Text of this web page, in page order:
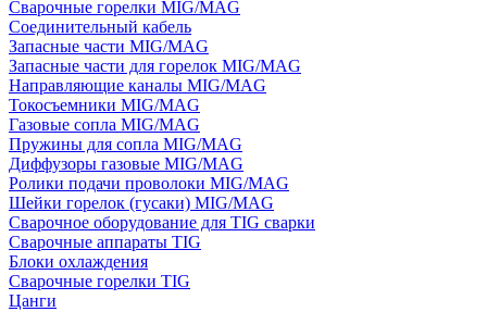
Сварочные горелки MIG/MAG
Соединительный кабель
Запасные части MIG/MAG
Запасные части для горелок MIG/MAG
Направляющие каналы MIG/MAG
Токосъемники MIG/MAG
Газовые сопла MIG/MAG
Пружины для сопла MIG/MAG
Диффузоры газовые MIG/MAG
Ролики подачи проволоки MIG/MAG
Шейки горелок (гусаки) MIG/MAG
Сварочное оборудование для TIG сварки
Сварочные аппараты TIG
Блоки охлаждения
Сварочные горелки TIG
Цанги